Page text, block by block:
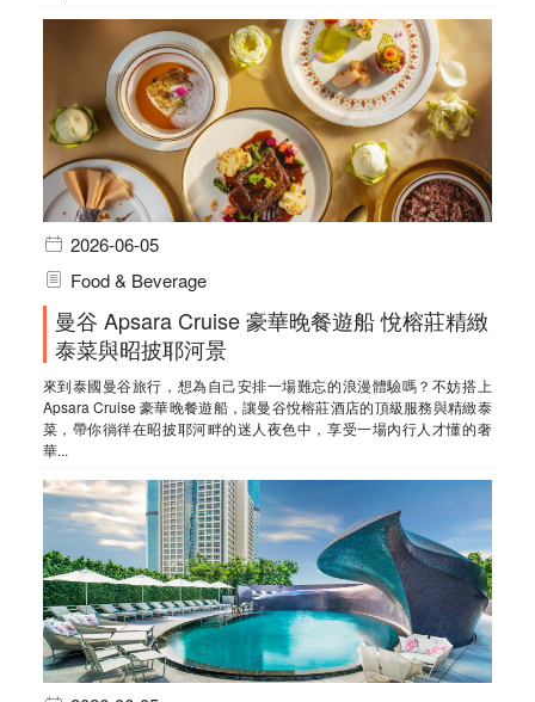
2026-06-05
Food & Beverage
曼谷 Apsara Cruise 豪華晚餐遊船 悅榕莊精緻
泰菜與昭披耶河景
來到泰國曼谷旅行，想為自己安排一場難忘的浪漫體驗嗎？不妨搭上
Apsara Cruise 豪華晚餐遊船，讓曼谷悅榕莊酒店的頂級服務與精緻泰
菜，帶你徜徉在昭披耶河畔的迷人夜色中，享受一場內行人才懂的奢
華...